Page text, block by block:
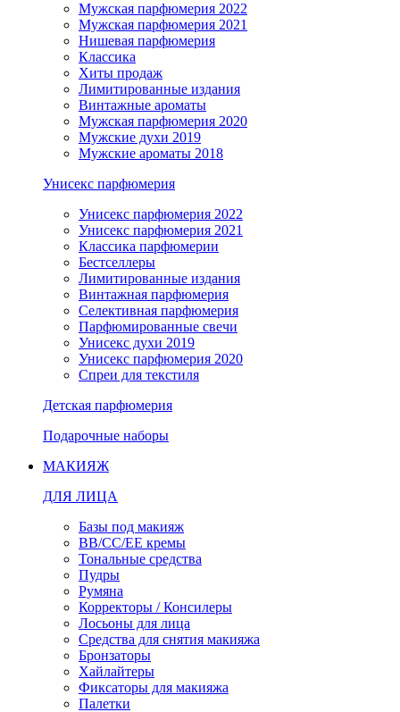
Мужская парфюмерия 2022
Мужская парфюмерия 2021
Нишевая парфюмерия
Классика
Хиты продаж
Лимитированные издания
Винтажные ароматы
Мужская парфюмерия 2020
Мужские духи 2019
Мужские ароматы 2018
Унисекс парфюмерия
Унисекс парфюмерия 2022
Унисекс парфюмерия 2021
Классика парфюмерии
Бестселлеры
Лимитированные издания
Винтажная парфюмерия
Селективная парфюмерия
Парфюмированные свечи
Унисекс духи 2019
Унисекс парфюмерия 2020
Спреи для текстиля
Детская парфюмерия
Подарочные наборы
МАКИЯЖ
ДЛЯ ЛИЦА
Базы под макияж
BB/CC/EE кремы
Тональные средства
Пудры
Румяна
Корректоры / Консилеры
Лосьоны для лица
Средства для снятия макияжа
Бронзаторы
Хайлайтеры
Фиксаторы для макияжа
Палетки